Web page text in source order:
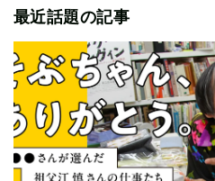
最近話題の記事